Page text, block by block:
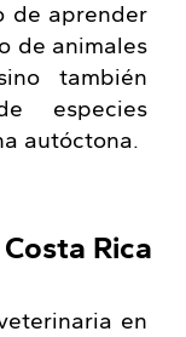
de aprender
de animales
también
especies
autóctona.
Rica
en